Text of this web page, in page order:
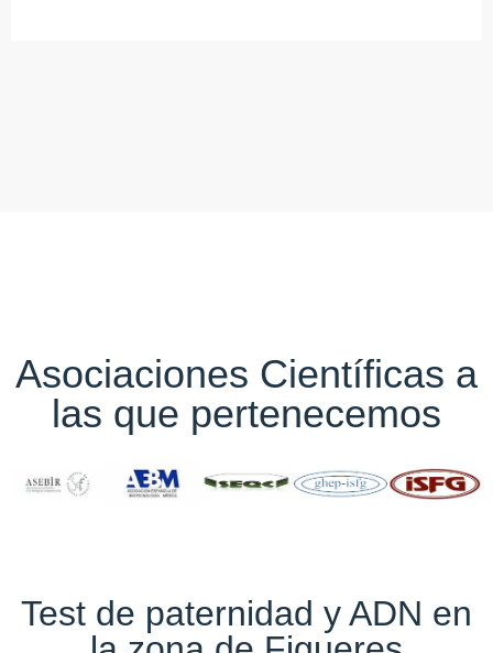
Asociaciones Científicas a
las que pertenecemos
Test de paternidad y ADN en